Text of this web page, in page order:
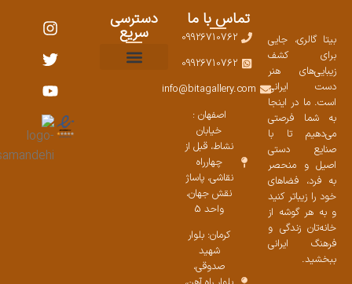
بیتا گالری، جایی
برای کشف
زیبایی‌های هنر
دست ایرانی
است. ما در اینجا
به شما فرصتی
می‌دهیم تا با
صنایع دستی
اصیل و منحصر
به فرد، فضاهای
خود را زیباتر کنید
و به هر گوشه از
خانه‌تان زندگی و
فرهنگ ایرانی
ببخشید.
تماس با ما
09926710762
09926710762
info@bitagallery.com
اصفهان :
خیابان
نشاط، قبل از
چهارراه
نقاشی، پاساژ
نقش جهان،
واحد 5
کرمان: بلوار
شهید
صدوقی،
دسترسی
سریع